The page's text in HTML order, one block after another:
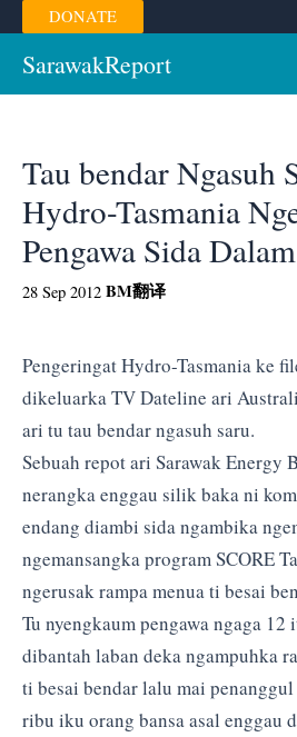
Skip
to
content
DONATE
SarawakReport
Tau bendar Ngasuh
Hydro-Tasmania
Pengawa Sida
28 Sep 2012 BM翻译
Pengeringat Hydro-Tasmania ke
dikeluarka TV Dateline ari
ari tu tau bendar ngasuh saru.
Sebuah repot ari Sarawak Energy
nerangka enggau silik baka ni
endang diambi sida ngambika
ngemansangka program SCORE
ngerusak rampa menua ti besai
Tu nyengkaum pengawa ngaga
dibantah laban deka ngampuhka
ti besai bendar lalu mai
ribu iku orang bansa asal enggau